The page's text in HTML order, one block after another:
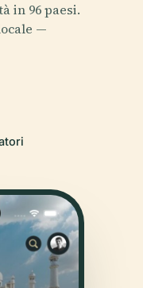
in 96 paesi.
—